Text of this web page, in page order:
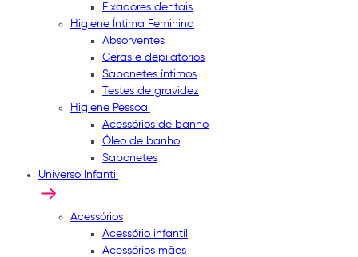
Fixadores dentais
Higiene Íntima Feminina
Absorventes
Ceras e depilatórios
Sabonetes íntimos
Testes de gravidez
Higiene Pessoal
Acessórios de banho
Óleo de banho
Sabonetes
Universo Infantil
Acessórios
Acessório infantil
Acessórios mães